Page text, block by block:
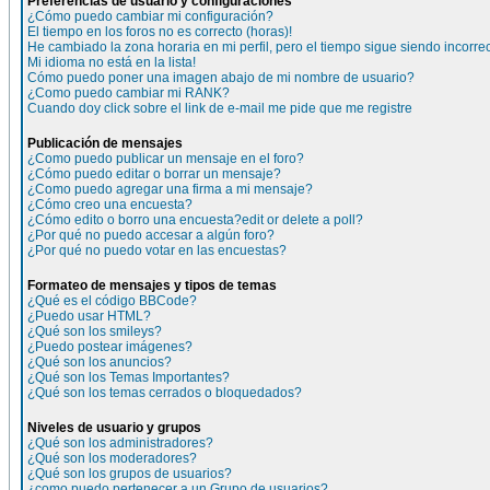
¿Cómo puedo cambiar mi configuración?
El tiempo en los foros no es correcto (horas)!
He cambiado la zona horaria en mi perfil, pero el tiempo sigue siendo
Mi idioma no está en la lista!
Cómo puedo poner una imagen abajo de mi nombre de usuario?
¿Como puedo cambiar mi RANK?
Cuando doy click sobre el link de e-mail me pide que me registre
Publicación de mensajes
¿Como puedo publicar un mensaje en el foro?
¿Cómo puedo editar o borrar un mensaje?
¿Como puedo agregar una firma a mi mensaje?
¿Cómo creo una encuesta?
¿Cómo edito o borro una encuesta?edit or delete a poll?
¿Por qué no puedo accesar a algún foro?
¿Por qué no puedo votar en las encuestas?
Formateo de mensajes y tipos de temas
¿Qué es el código BBCode?
¿Puedo usar HTML?
¿Qué son los smileys?
¿Puedo postear imágenes?
¿Qué son los anuncios?
¿Qué son los Temas Importantes?
¿Qué son los temas cerrados o bloquedados?
Niveles de usuario y grupos
¿Qué son los administradores?
¿Qué son los moderadores?
¿Qué son los grupos de usuarios?